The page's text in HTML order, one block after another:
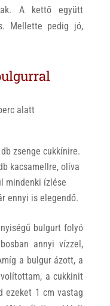
A kettő együtt
Mellette pedig jó,
alatt
zsenge cukkínire.
kacsamellre, olíva
mindenki ízlése
ennyi is elegendő.
bulgurt folyó
annyi vízzel,
a bulgur ázott, a
a cukkinit
ezeket 1 cm vastag